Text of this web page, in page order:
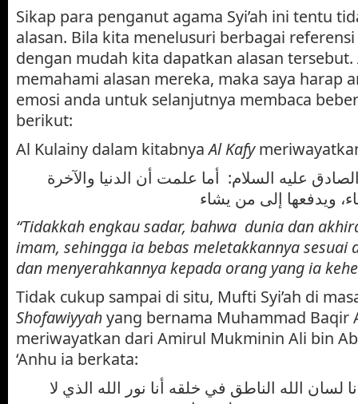
Sikap para penganut agama Syi’ah ini tentu
alasan. Bila kita menelusuri berbagai
dengan mudah kita dapatkan alasan
memahami alasan mereka, maka saya harap
emosi anda untuk selanjutnya membaca
berikut:
Al Kulainy dalam kitabnyaAl Kafy
عليه السلام: أما علمت أن الدنيا والآخرة
“Tidakkah engkau sadar, bahwa dunia dan
imam, sehingga ia bebas meletakkannya sesuai
dan menyerahkannya kepada orang yang ia
Tidak cukup sampai di situ, Mufti Syi’ah di
Shofawiyyahyang bernama Muhammad Baqir
meriwayatkan dari Amirul Mukminin Ali bin
‘Anhu ia berkata:
لسان الله الناطق في خلقه أنا نور الله الذي لا